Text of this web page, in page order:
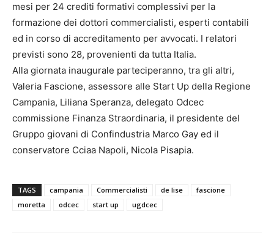
mesi per 24 crediti formativi complessivi per la
formazione dei dottori commercialisti, esperti contabili
ed in corso di accreditamento per avvocati. I relatori
previsti sono 28, provenienti da tutta Italia.
Alla giornata inaugurale parteciperanno, tra gli altri,
Valeria Fascione, assessore alle Start Up della Regione
Campania, Liliana Speranza, delegato Odcec
commissione Finanza Straordinaria, il presidente del
Gruppo giovani di Confindustria Marco Gay ed il
conservatore Cciaa Napoli, Nicola Pisapia.
TAGS campania Commercialisti de lise
fascione
moretta
odcec start up ugdcec